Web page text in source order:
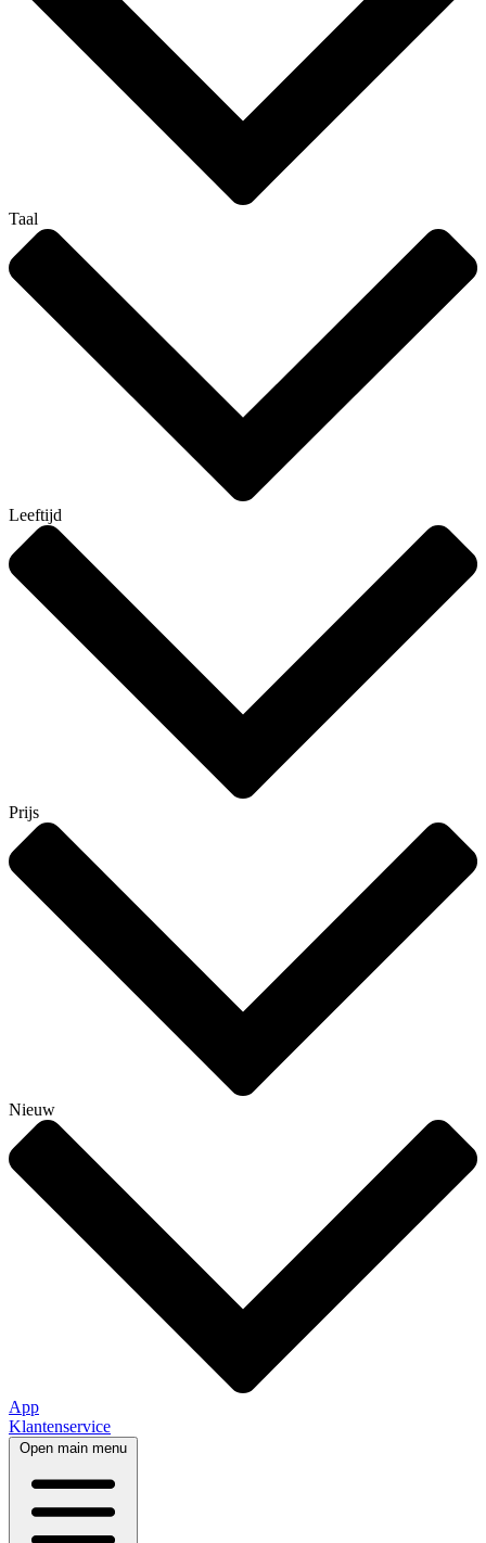
Taal
Leeftijd
Prijs
Nieuw
App
Klantenservice
Open main menu